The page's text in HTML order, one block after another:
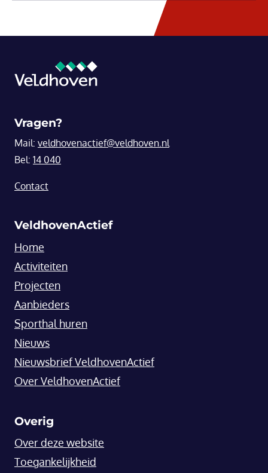
Vragen?
Mail: veldhovenactief@veldhoven.nl
Bel: 14 040
Contact
VeldhovenActief
Home
Activiteiten
Projecten
Aanbieders
Sporthal huren
Nieuws
Nieuwsbrief VeldhovenActief
Over VeldhovenActief
Overig
Over deze website
Toegankelijkheid